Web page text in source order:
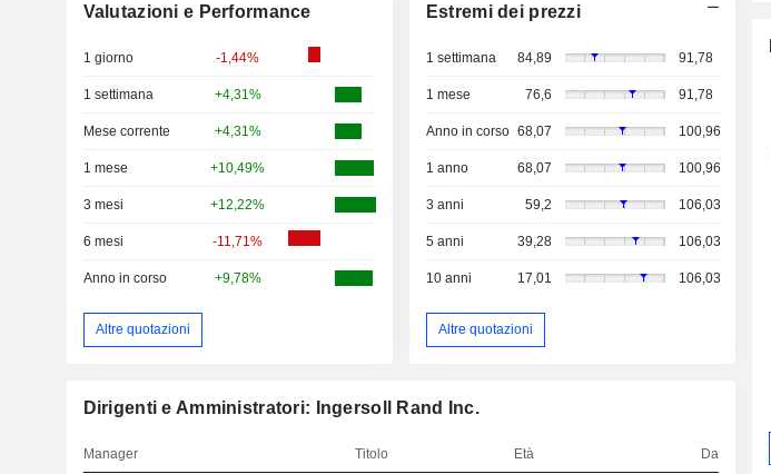
Valutazioni e Performance
1 giorno -1,44%
1 settimana +4,31%
Mese corrente +4,31%
1 mese +10,49%
3 mesi +12,22%
6 mesi -11,71%
Anno in corso +9,78%
Altre quotazioni
Estremi dei prezzi
1 settimana 84,89 91,78
1 mese 76,6 91,78
Anno in corso 68,07 100,96
1 anno 68,07 100,96
3 anni 59,2 106,03
5 anni 39,28 106,03
10 anni 17,01 106,03
Altre quotazioni
Dirigenti e Amministratori: Ingersoll Rand Inc.
Manager Titolo Età Da